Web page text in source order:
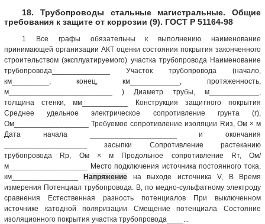
18. Трубопроводы стальные магистральные. Общие
требования к защите от коррозии (9). ГОСТ Р 51164-98
1 Все графы обязательны к выполнению наименование
принимающей организации АКТ оценки состояния покрытия законченного
строительством (эксплуатируемого) участка трубопровода Наименование
трубопровода______________ Участок трубопровода (начало,
км_________, конец, км____________, протяженность,
м_________________________ ) Диаметр трубы, м____________,
толщина стенки, мм___________ Конструкция защитного покрытия
Среднее удельное электрическое сопротивление грунта (r),
Ом__________________ Требуемое сопротивление изоляции Rиз, Ом × м
Дата начала _____________________ и окончания
____________________ засыпки Сопротивление растеканию
трубопровода Rp, Ом × м Продольное сопротивление Rт, Ом/
м___________________ Место подключения источника постоянного тока,
км________________Напряжение на выходе источника V, В Время
измерения Потенциал трубопровода. В, по медно-сульфатному электроду
сравнения Естественная разность потенциалов При выключенном
источнике катодной поляризации Смещение потенциала Состояние
изоляционного покрытия участка трубопровода____...